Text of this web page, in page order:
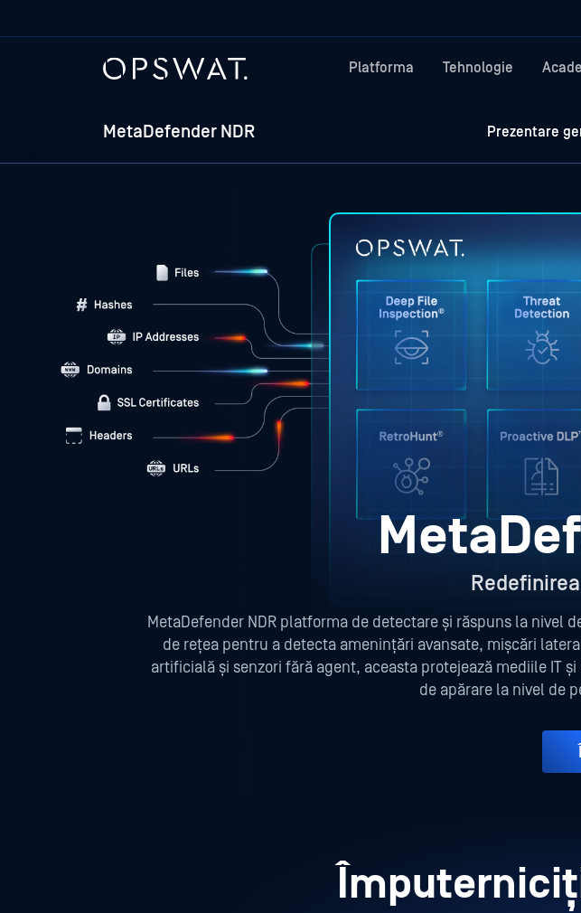
Platforma Tehnologie
MetaDefender NDR Prezentare
MetaDefender NDR platforma de detectare și răspuns la nivel
de rețea pentru a detecta amenințări avansate, mișcări
artificială și senzori fără agent, aceasta protejează mediile IT
de apărare la nivel de